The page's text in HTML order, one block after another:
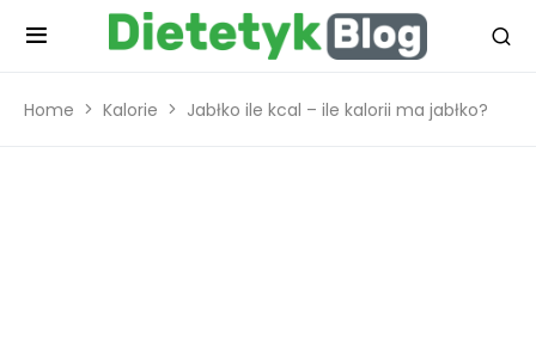
Home Kalorie Jabłko ile kcal – ile kalorii ma jabłko?